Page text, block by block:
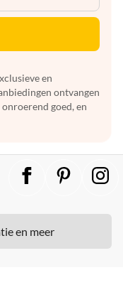
en
ontvangen
goed, en
en meer